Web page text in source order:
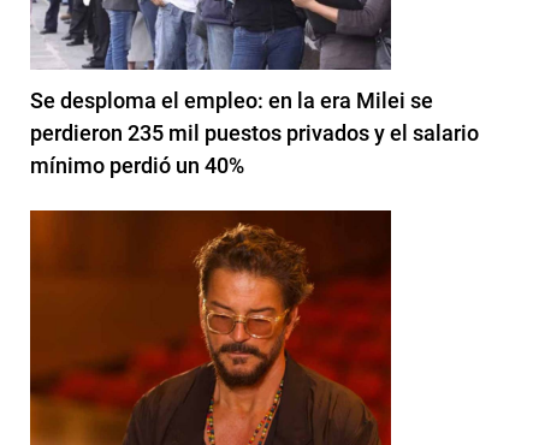
Se desploma el empleo: en la era Milei se
perdieron 235 mil puestos privados y el salario
mínimo perdió un 40%